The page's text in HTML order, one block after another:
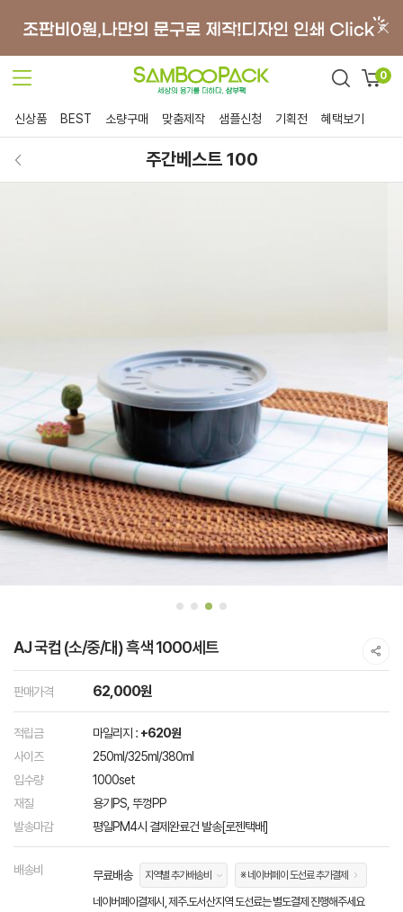
0
신상품 BEST 소량구매 맞춤제작 샘플신청 기획전 혜택보기
주간베스트 100
AJ 국컵 (소/중/대) 흑색 1000세트
판매가격 62,000원
적립금 마일리지 : +620원
사이즈
250ml/325ml/380ml
입수량
1000set
재질
용기PS, 뚜껑PP
발송마감
평일PM4시 결제완료건 발송[로젠택배]
배송비 무료배송 지역별 추가배송비 ※ 네이버페이 도선료 추가결제
네이버페이결제시, 제주.도서산지역 도선료는 별도결제 진행해주세요